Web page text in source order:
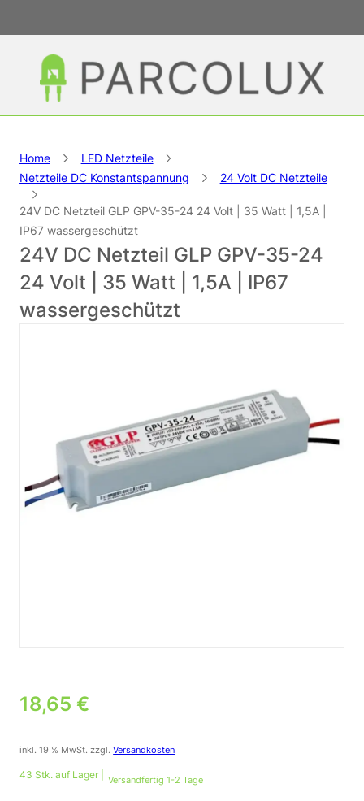
Home
LED Netzteile
Netzteile DC Konstantspannung
24 Volt DC Netzteile
24V DC Netzteil GLP GPV-35-24 24 Volt | 35 Watt | 1,5A |
IP67 wassergeschützt
24V DC Netzteil GLP GPV-35-24
24 Volt | 35 Watt | 1,5A | IP67
wassergeschützt
18,65 €
inkl. 19 % MwSt. zzgl.Versandkosten
43 Stk. auf Lager | Versandfertig 1-2 Tage